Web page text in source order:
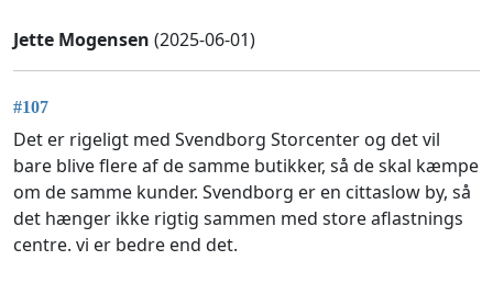
Jette Mogensen (2025-06-01)
#107
Det er rigeligt med Svendborg Storcenter og det vil
bare blive flere af de samme butikker, så de skal kæmpe
om de samme kunder. Svendborg er en cittaslow by, så
det hænger ikke rigtig sammen med store aflastnings
centre. vi er bedre end det.